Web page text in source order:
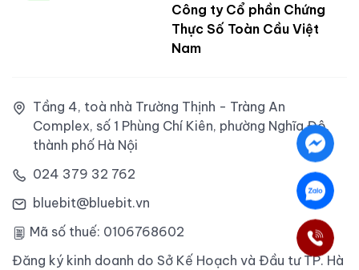
Công ty Cổ phần Chứng
Thực Số Toàn Cầu Việt
Nam
Tầng 4, toà nhà Trường Thịnh - Tràng An
Complex, số 1 Phùng Chí Kiên, phường Nghĩa Đô,
thành phố Hà Nội
024 379 32 762
bluebit@bluebit.vn
Mã số thuế: 0106768602
Đăng ký kinh doanh do Sở Kế Hoạch và Đầu tư TP. Hà